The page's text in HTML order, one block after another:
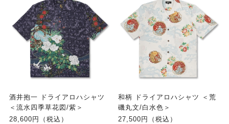
酒井抱一 ドライアロハシャツ
＜流水四季草花図/紫＞
28,600円（税込）
和柄 ドライアロハシャツ ＜荒
磯丸文/白水色＞
27,500円（税込）